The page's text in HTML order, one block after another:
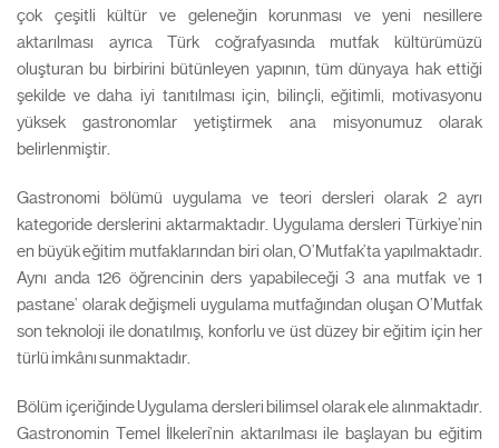
çok çeşitli kültür ve geleneğin korunması ve yeni nesillere
aktarılması ayrıca Türk coğrafyasında mutfak kültürümüzü
oluşturan bu birbirini bütünleyen yapının, tüm dünyaya hak ettiği
şekilde ve daha iyi tanıtılması için, bilinçli, eğitimli, motivasyonu
yüksek gastronomlar yetiştirmek ana misyonumuz olarak
belirlenmiştir.
Gastronomi bölümü uygulama ve teori dersleri olarak 2 ayrı
kategoride derslerini aktarmaktadır. Uygulama dersleri Türkiye’nin
en büyük eğitim mutfaklarından biri olan, O’Mutfak’ta yapılmaktadır.
Aynı anda 126 öğrencinin ders yapabileceği 3 ana mutfak ve 1
pastane’ olarak değişmeli uygulama mutfağından oluşan O’Mutfak
son teknoloji ile donatılmış, konforlu ve üst düzey bir eğitim için her
türlü imkânı sunmaktadır.
Bölüm içeriğinde Uygulama dersleri bilimsel olarak ele alınmaktadır.
Gastronomin Temel İlkeleri’nin aktarılması ile başlayan bu eğitim